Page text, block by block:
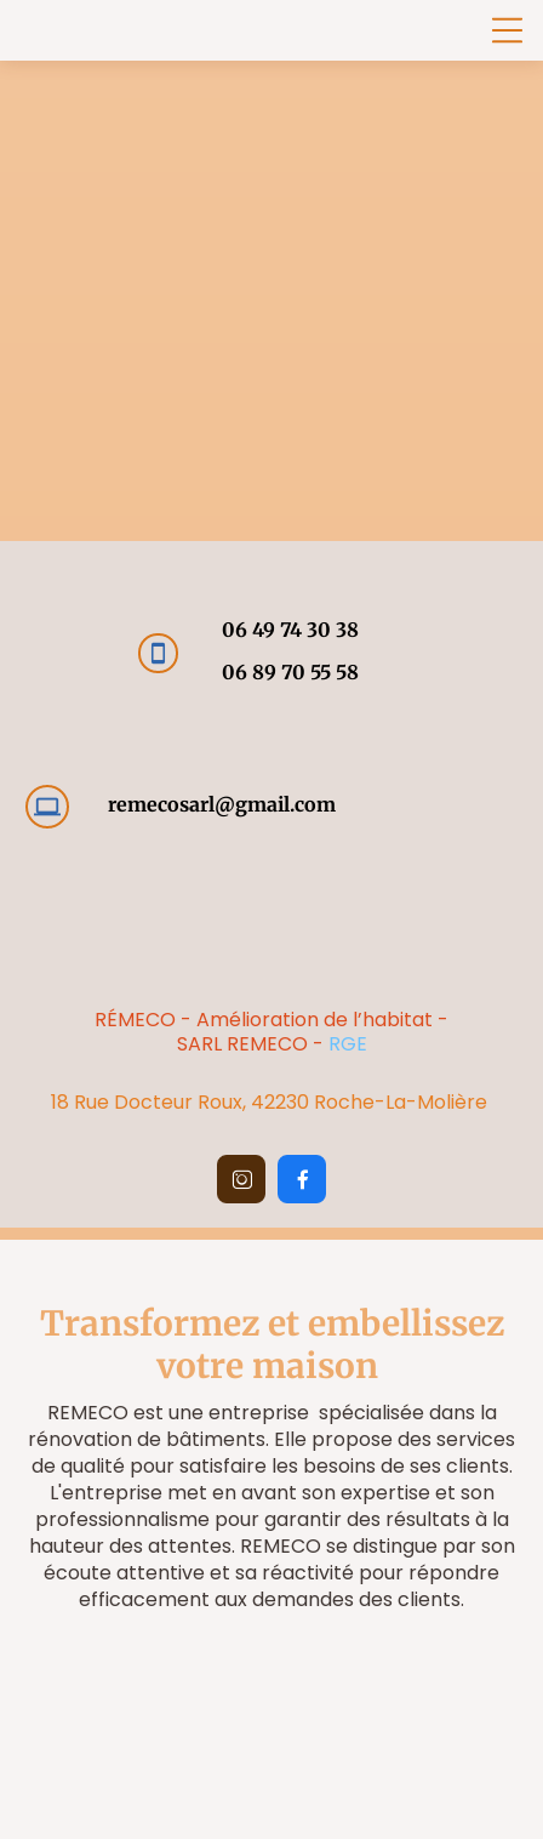
smartphone
06 49 74 30 38
06 89 70 55 58
computer remecosarl@gmail.com
RÉMECO - Amélioration de l’habitat -
SARL REMECO - RGE
18 Rue Docteur Roux, 42230 Roche-La-Molière
 
Transformez et embellissez
votre maison
REMECO est une entreprise spécialisée dans la
rénovation de bâtiments. Elle propose des services
de qualité pour satisfaire les besoins de ses clients.
L'entreprise met en avant son expertise et son
professionnalisme pour garantir des résultats à la
hauteur des attentes. REMECO se distingue par son
écoute attentive et sa réactivité pour répondre
efficacement aux demandes des clients.